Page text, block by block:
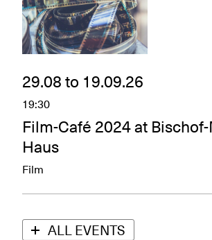
29.08 to 19.09.26
19:30
Film-Café 2024 at
Haus
Film
ALL EVENTS